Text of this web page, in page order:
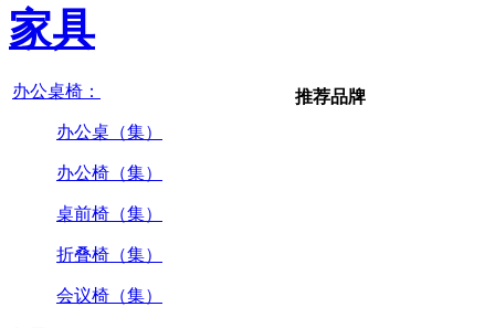
家具
办公桌椅：
办公桌（集）
办公椅（集）
桌前椅（集）
折叠椅（集）
会议椅（集）
推荐品牌